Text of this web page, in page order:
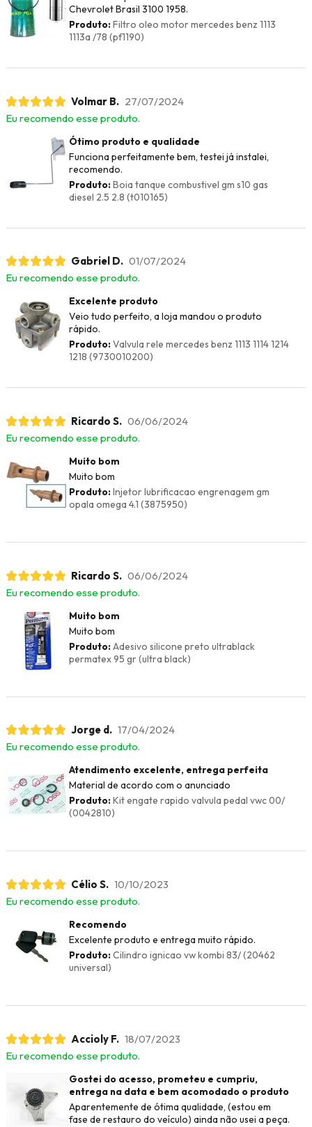
Chevrolet Brasil 3100 1958.
Produto:Filtro oleo motor mercedes benz 1113
1113a /78 (pf1190)
Volmar B. 27/07/2024
Eu recomendo esse produto.
Ótimo produto e qualidade
Funciona perfeitamente bem, testei já instalei,
recomendo.
Produto:Boia tanque combustivel gm s10 gas
diesel 2.5 2.8 (t010165)
Gabriel D. 01/07/2024
Eu recomendo esse produto.
Excelente produto
Veio tudo perfeito, a loja mandou o produto
rápido.
Produto:Valvula rele mercedes benz 1113 1114 1214
1218 (9730010200)
Ricardo S. 06/06/2024
Eu recomendo esse produto.
Muito bom
Muito bom
Produto:Injetor lubrificacao engrenagem gm
opala omega 4.1 (3875950)
Ricardo S. 06/06/2024
Eu recomendo esse produto.
Muito bom
Muito bom
Produto:Adesivo silicone preto ultrablack
permatex 95 gr (ultra black)
Jorge d. 17/04/2024
Eu recomendo esse produto.
Atendimento excelente, entrega perfeita
Material de acordo com o anunciado
Produto:Kit engate rapido valvula pedal vwc 00/
(0042810)
Célio S. 10/10/2023
Eu recomendo esse produto.
Recomendo
Excelente produto e entrega muito rápido.
Produto:Cilindro ignicao vw kombi 83/ (20462
universal)
Accioly F. 18/07/2023
Eu recomendo esse produto.
Gostei do acesso, prometeu e cumpriu,
entrega na data e bem acomodado o produto
Aparentemente de ótima qualidade, (estou em
fase de restauro do veículo) ainda não usei a peça.